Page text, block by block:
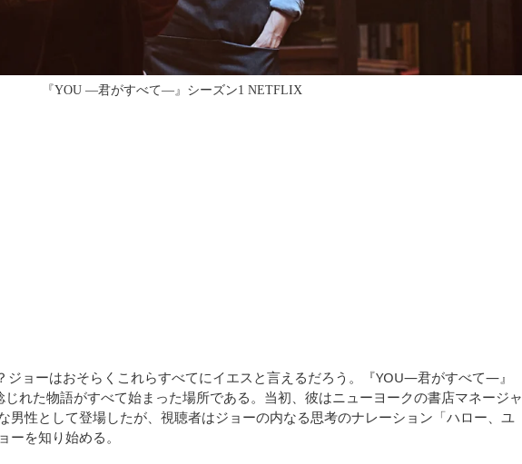
『YOU ―君がすべて―』シーズン1 NETFLIX
ョーはおそらくこれらすべてにイエスと言えるだろう。『YOU―君がすべて―』
れた物語がすべて始まった場所である。当初、彼はニューヨークの書店マネージャ
男性として登場したが、視聴者はジョーの内なる思考のナレーション「ハロー、ユ
を知り始める。